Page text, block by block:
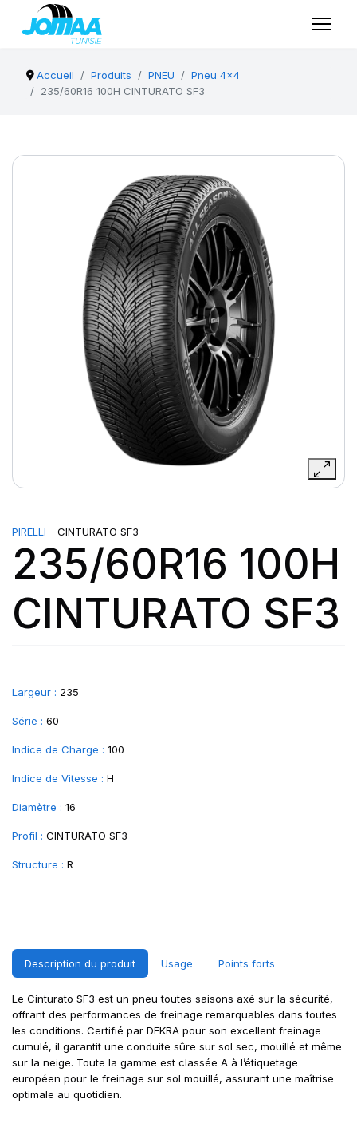
Accueil Produits PNEU
Pneu 4x4
235/60R16 100H CINTURATO SF3
PIRELLI - CINTURATO SF3
235/60R16 100H
CINTURATO SF3
Largeur : 235
Série : 60
Indice de Charge : 100
Indice de Vitesse : H
Diamètre : 16
Profil : CINTURATO SF3
Structure : R
Description du produit Usage Points forts
Le Cinturato SF3 est un pneu toutes saisons axé sur la sécurité,
offrant des performances de freinage remarquables dans toutes
les conditions. Certifié par DEKRA pour son excellent freinage
cumulé, il garantit une conduite sûre sur sol sec, mouillé et même
sur la neige. Toute la gamme est classée A à l’étiquetage
européen pour le freinage sur sol mouillé, assurant une maîtrise
optimale au quotidien.